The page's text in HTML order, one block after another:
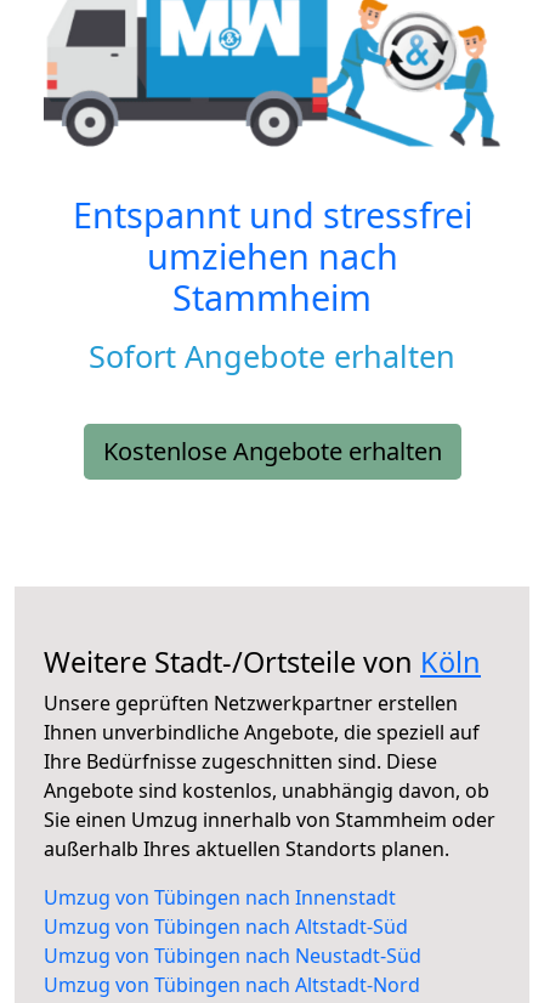
Entspannt und stressfrei
umziehen nach
Stammheim
Sofort Angebote erhalten
Kostenlose Angebote erhalten
Weitere Stadt-/Ortsteile von Köln
Unsere geprüften Netzwerkpartner erstellen
Ihnen unverbindliche Angebote, die speziell auf
Ihre Bedürfnisse zugeschnitten sind. Diese
Angebote sind kostenlos, unabhängig davon, ob
Sie einen Umzug innerhalb von Stammheim oder
außerhalb Ihres aktuellen Standorts planen.
Umzug von Tübingen nach Innenstadt
Umzug von Tübingen nach Altstadt-Süd
Umzug von Tübingen nach Neustadt-Süd
Umzug von Tübingen nach Altstadt-Nord